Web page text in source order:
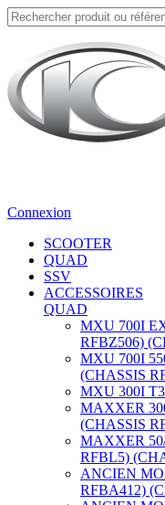
Connexion
SCOOTER
QUAD
SSV
ACCESSOIRES
QUAD
MXU 700I
RFBZ506)
MXU 700I
(CHASSIS
MXU 300I
MAXXER
(CHASSIS
MAXXER
RFBL5)
ANCIEN
RFBA412)